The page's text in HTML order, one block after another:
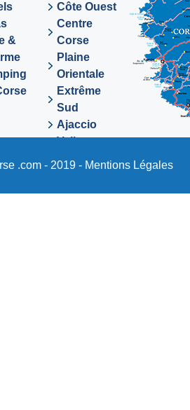
&
Côte Ouest
Centre
Corse
Plaine
Orientale
Extrême
Sud
Ajaccio
Valinco
Sartene
.com - 2019 - Mentions Légales